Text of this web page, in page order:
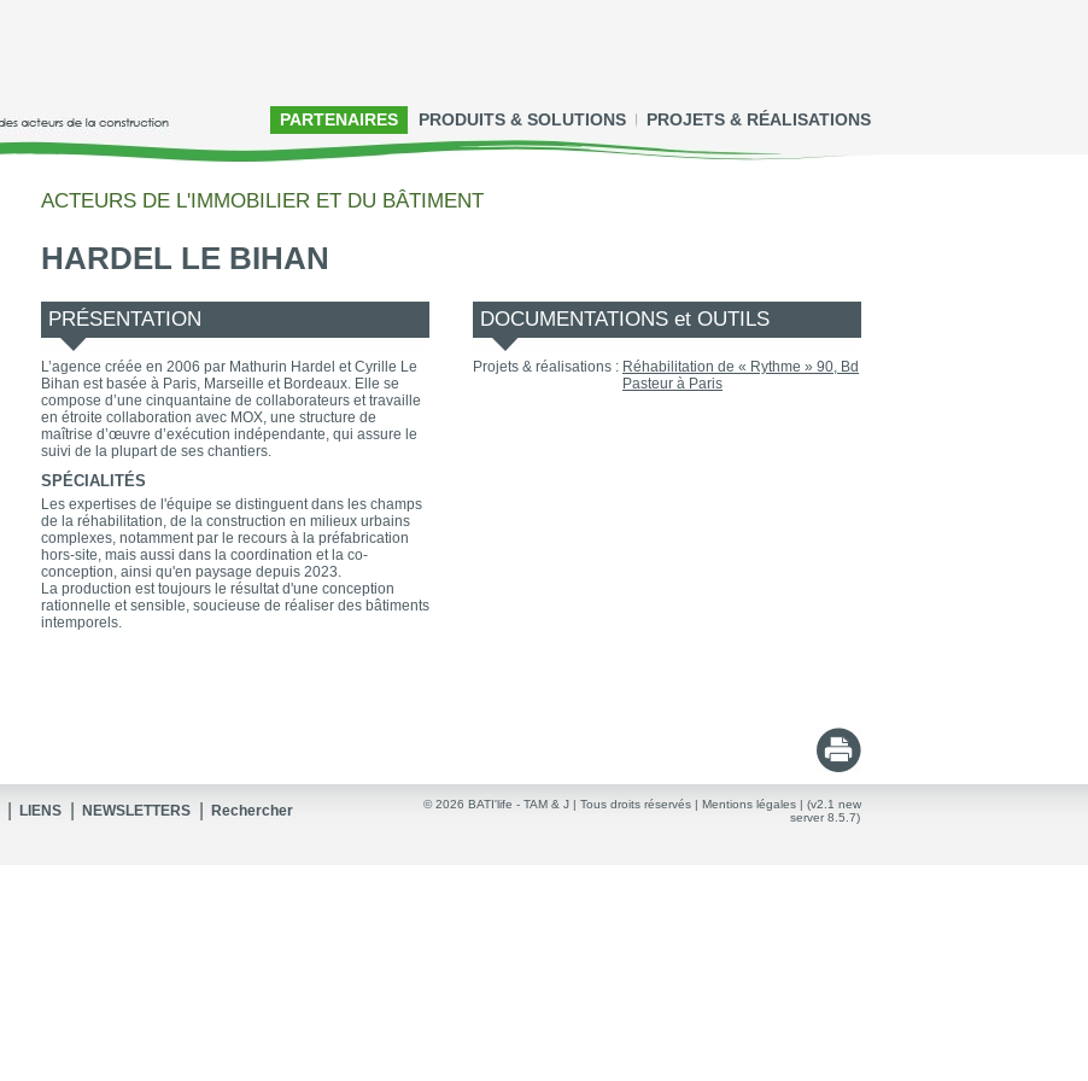
PARTENAIRES PRODUITS & SOLUTIONS PROJETS & RÉALISATIONS
ACTEURS DE L'IMMOBILIER ET DU BÂTIMENT
HARDEL LE BIHAN
PRÉSENTATION
L’agence créée en 2006 par Mathurin Hardel et Cyrille Le
Bihan est basée à Paris, Marseille et Bordeaux. Elle se
compose d’une cinquantaine de collaborateurs et travaille
en étroite collaboration avec MOX, une structure de
maîtrise d’œuvre d’exécution indépendante, qui assure le
suivi de la plupart de ses chantiers.
SPÉCIALITÉS
Les expertises de l'équipe se distinguent dans les champs
de la réhabilitation, de la construction en milieux urbains
complexes, notamment par le recours à la préfabrication
hors-site, mais aussi dans la coordination et la co-
conception, ainsi qu'en paysage depuis 2023.
La production est toujours le résultat d'une conception
rationnelle et sensible, soucieuse de réaliser des bâtiments
intemporels.
DOCUMENTATIONS et OUTILS
Projets & réalisations : Réhabilitation de « Rythme » 90, Bd
Pasteur à Paris
LIENS NEWSLETTERS Rechercher © 2026 BATI'life - TAM & J | Tous droits réservés | Mentions légales | (v2.1 new
server 8.5.7)